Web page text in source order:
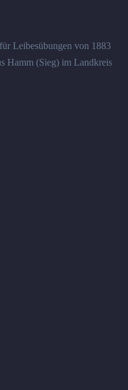
Leibesübungen von 1883
Hamm (Sieg) im Landkreis